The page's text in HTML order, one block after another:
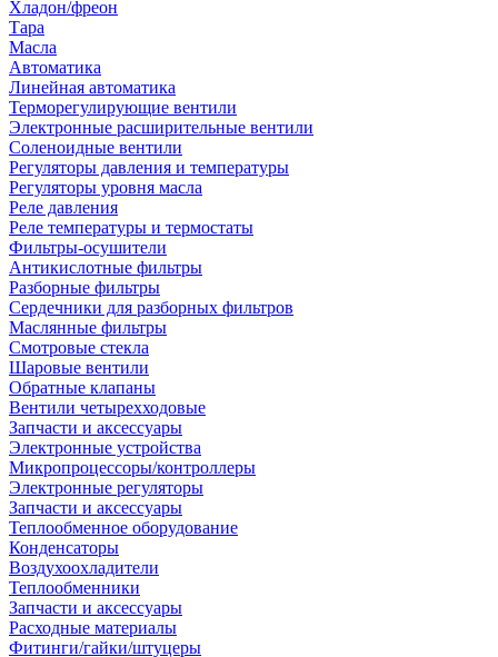
Хладон/фреон
Тара
Масла
Автоматика
Линейная автоматика
Терморегулирующие вентили
Электронные расширительные вентили
Соленоидные вентили
Регуляторы давления и температуры
Регуляторы уровня масла
Реле давления
Реле температуры и термостаты
Фильтры-осушители
Антикислотные фильтры
Разборные фильтры
Сердечники для разборных фильтров
Маслянные фильтры
Смотровые стекла
Шаровые вентили
Обратные клапаны
Вентили четырехходовые
Запчасти и аксессуары
Электронные устройства
Микропроцессоры/контроллеры
Электронные регуляторы
Запчасти и аксессуары
Теплообменное оборудование
Конденсаторы
Воздухоохладители
Теплообменники
Запчасти и аксессуары
Расходные материалы
Фитинги/гайки/штуцеры